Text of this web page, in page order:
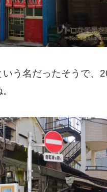
う名だったそうで、